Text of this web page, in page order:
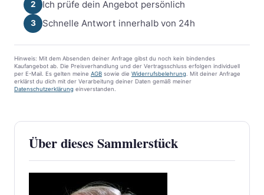
2 Ich prüfe dein Angebot persönlich
3 Schnelle Antwort innerhalb von 24h
Hinweis: Mit dem Absenden deiner Anfrage gibst du noch kein bindendes
Kaufangebot ab. Die Preisverhandlung und der Vertragsschluss erfolgen individuell
per E-Mail. Es gelten meine AGB sowie die Widerrufsbelehrung . Mit deiner Anfrage
erklärst du dich mit der Verarbeitung deiner Daten gemäß meiner
Datenschutzerklärung einverstanden.
Über dieses Sammlerstück